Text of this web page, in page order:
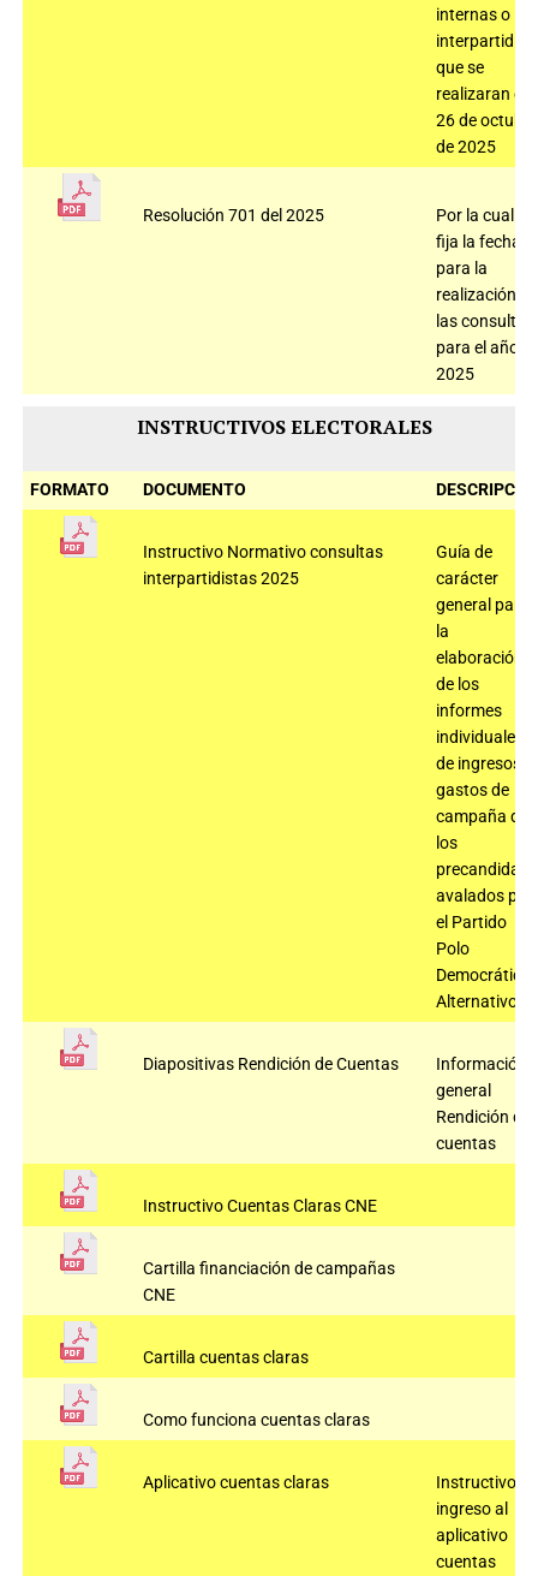
internas o
que se
realizaran el
26 de octubre
de 2025
Resolución 701 del 2025
Por la cual
fija la fecha
para la
realización de
las consultas
para el año
2025
INSTRUCTIVOS ELECTORALES
FORMATO DOCUMENTO
Instructivo Normativo consultas
interpartidistas 2025
Guía de
carácter
general para
la
elaboración
de los
informes
individuales
de ingresos y
gastos de
campaña de
los
avalados por
el Partido
Polo
Democrático
Alternativo
Diapositivas Rendición de Cuentas
Información
general
Rendición de
cuentas
Instructivo Cuentas Claras CNE
Cartilla financiación de campañas
CNE
Cartilla cuentas claras
Como funciona cuentas claras
Aplicativo cuentas claras
Instructivo
ingreso al
aplicativo
cuentas